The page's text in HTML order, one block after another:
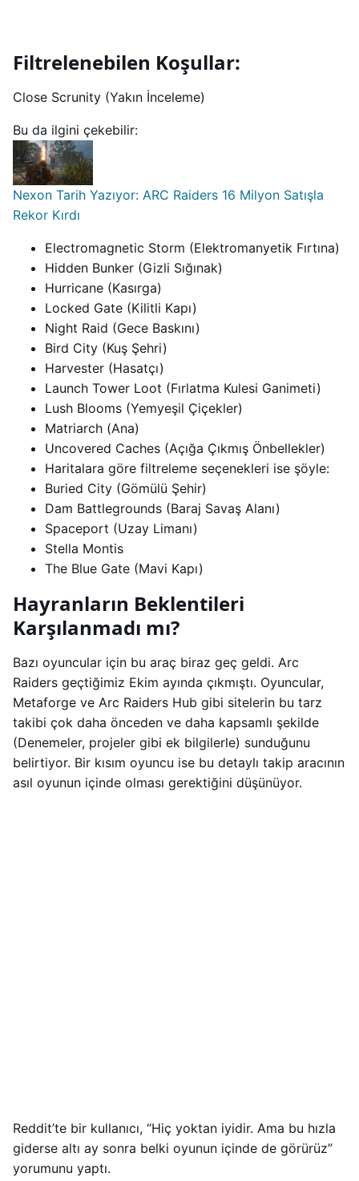
Filtrelenebilen Koşullar:
Close Scrunity (Yakın İnceleme)
Bu da ilgini çekebilir:
Nexon Tarih Yazıyor: ARC Raiders 16 Milyon Satışla
Rekor Kırdı
Electromagnetic Storm (Elektromanyetik Fırtına)
Hidden Bunker (Gizli Sığınak)
Hurricane (Kasırga)
Locked Gate (Kilitli Kapı)
Night Raid (Gece Baskını)
Bird City (Kuş Şehri)
Harvester (Hasatçı)
Launch Tower Loot (Fırlatma Kulesi Ganimeti)
Lush Blooms (Yemyeşil Çiçekler)
Matriarch (Ana)
Uncovered Caches (Açığa Çıkmış Önbellekler)
Haritalara göre filtreleme seçenekleri ise şöyle:
Buried City (Gömülü Şehir)
Dam Battlegrounds (Baraj Savaş Alanı)
Spaceport (Uzay Limanı)
Stella Montis
The Blue Gate (Mavi Kapı)
Hayranların Beklentileri
Karşılanmadı mı?
Bazı oyuncular için bu araç biraz geç geldi. Arc
Raiders geçtiğimiz Ekim ayında çıkmıştı. Oyuncular,
Metaforge ve Arc Raiders Hub gibi sitelerin bu tarz
takibi çok daha önceden ve daha kapsamlı şekilde
(Denemeler, projeler gibi ek bilgilerle) sunduğunu
belirtiyor. Bir kısım oyuncu ise bu detaylı takip aracının
asıl oyunun içinde olması gerektiğini düşünüyor.
Reddit’te bir kullanıcı, “Hiç yoktan iyidir. Ama bu hızla
giderse altı ay sonra belki oyunun içinde de görürüz”
yorumunu yaptı.